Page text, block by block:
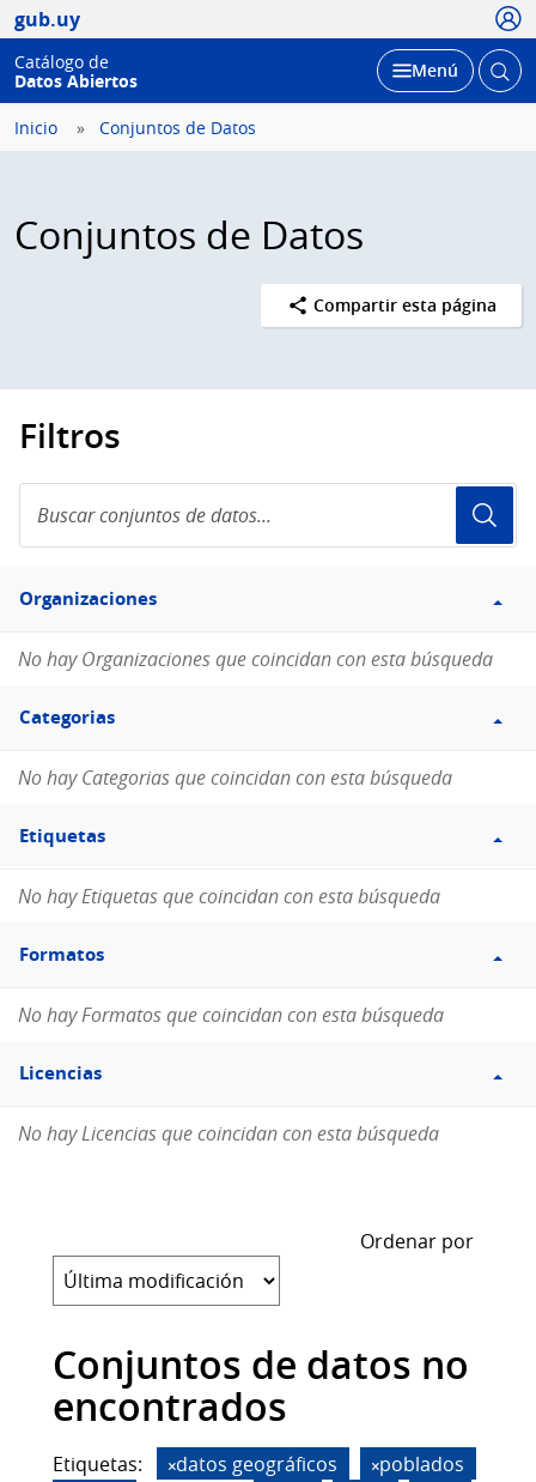
gub.uy
Catálogo de
Datos Abiertos
Desplegar
Menú Abrir
Inicio Conjuntos de Datos
Conjuntos de Datos
Compartir esta página
Filtros
conjuntos
de
Filtro
Organizaciones
Organizaciones
No hay Organizaciones que coincidan con esta búsqueda
Filtro
Categorias
Categorias
No hay Categorias que coincidan con esta búsqueda
Filtro
Etiquetas
Etiquetas
No hay Etiquetas que coincidan con esta búsqueda
Filtro
Formatos
Formatos
No hay Formatos que coincidan con esta búsqueda
Filtro
Licencias
Licencias
No hay Licencias que coincidan con esta búsqueda
Ordenar por
Conjuntos de datos no
encontrados
Etiquetas: datos geográficos
poblados